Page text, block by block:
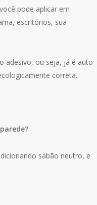
pode aplicar em
escritórios, sua
adesivo, ou seja, já é auto-
correta.
sabão neutro, e